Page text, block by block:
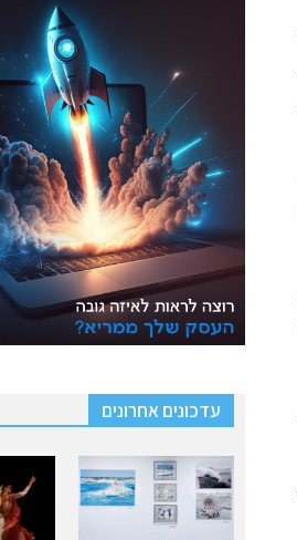
עדכונים אחרונים